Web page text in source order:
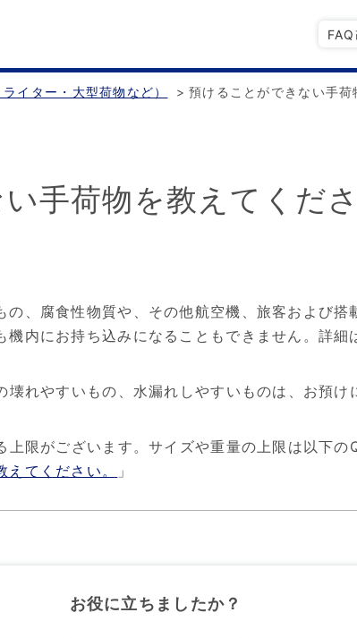
イター・大型荷物など） > 預けることができない手荷
手荷物を教えてくださ
、腐食性物質や、その他航空機、旅客および搭
内にお持ち込みになることもできません。詳細
れやすいもの、水漏れしやすいものは、お預
限がございます。サイズや重量の上限は以下の
てください。 」
お役に立ちましたか？